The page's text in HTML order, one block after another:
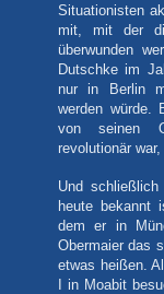
Situationisten
mit, mit der
überwunden
Dutschke im
nur in Berlin
werden würde.
von seinen
revolutionär
Und
heute bekannt
dem er in
Obermaier das
etwas heißen.
I in Moabit